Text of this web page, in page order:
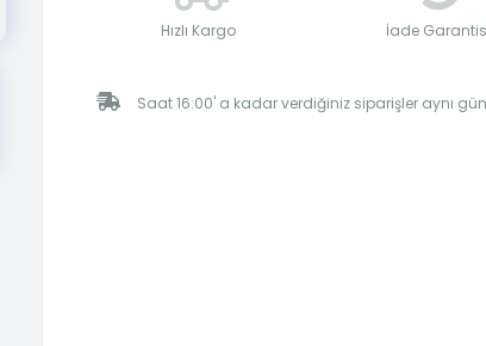
Hızlı Kargo İade
Saat 16:00' a kadar verdiğiniz siparişler aynı